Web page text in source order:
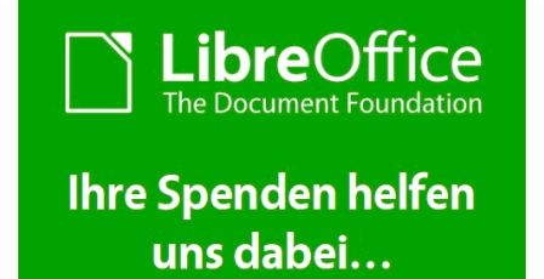
Beiträge